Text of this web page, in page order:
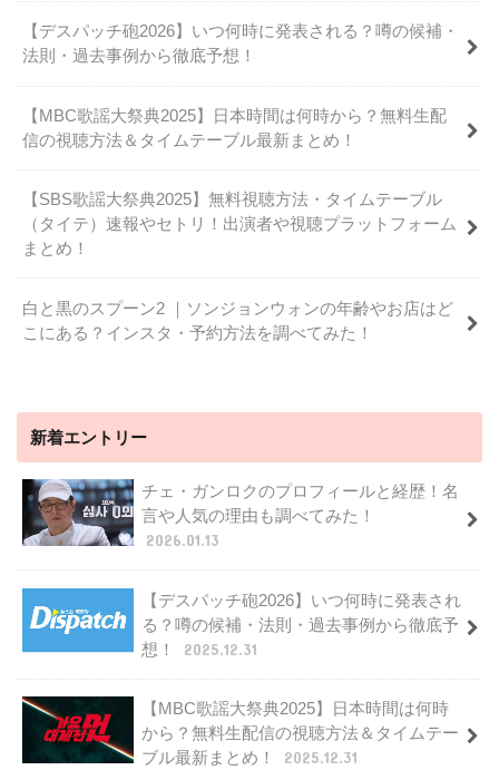
【デスパッチ砲2026】いつ何時に発表される？噂の候補・
法則・過去事例から徹底予想！
【MBC歌謡大祭典2025】日本時間は何時から？無料生配
信の視聴方法＆タイムテーブル最新まとめ！
【SBS歌謡大祭典2025】無料視聴方法・タイムテーブル
（タイテ）速報やセトリ！出演者や視聴プラットフォーム
まとめ！
白と黒のスプーン2 ｜ソンジョンウォンの年齢やお店はど
こにある？インスタ・予約方法を調べてみた！
新着エントリー
チェ・ガンロクのプロフィールと経歴！名
言や人気の理由も調べてみた！
2026.01.13
【デスパッチ砲2026】いつ何時に発表され
る？噂の候補・法則・過去事例から徹底予
想！
2025.12.31
【MBC歌謡大祭典2025】日本時間は何時
から？無料生配信の視聴方法＆タイムテー
ブル最新まとめ！
2025.12.31